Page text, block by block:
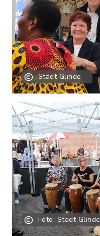
Stadt Glinde
Foto: Stadt Glinde